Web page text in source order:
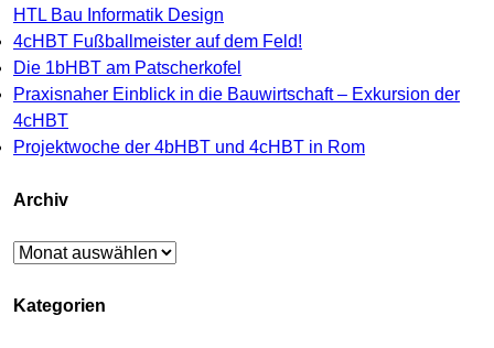
HTL Bau Informatik Design
4cHBT Fußballmeister auf dem Feld!
Die 1bHBT am Patscherkofel
Praxisnaher Einblick in die Bauwirtschaft – Exkursion der
4cHBT
Projektwoche der 4bHBT und 4cHBT in Rom
Archiv
Archiv
Kategorien